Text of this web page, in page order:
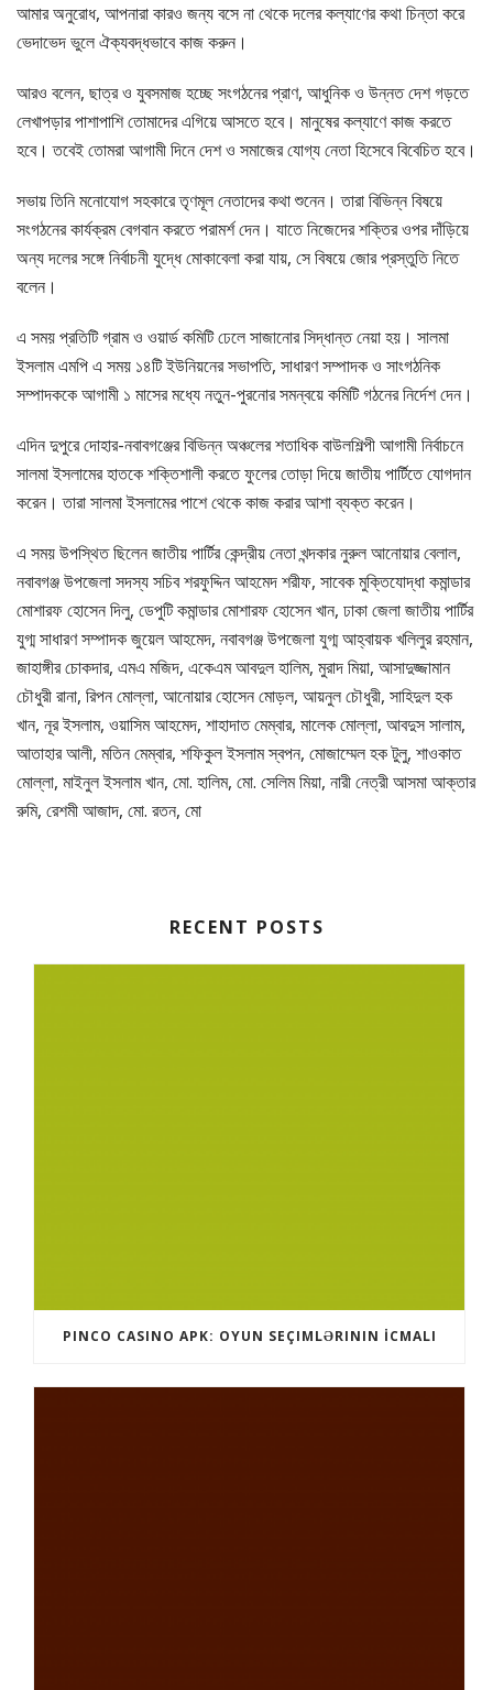
আমার অনুরোধ, আপনারা কারও জন্য বসে না থেকে দলের কল্যাণের কথা চিন্তা করে
ভেদাভেদ ভুলে ঐক্যবদ্ধভাবে কাজ করুন।
আরও বলেন, ছাত্র ও যুবসমাজ হচ্ছে সংগঠনের প্রাণ, আধুনিক ও উন্নত দেশ গড়তে
লেখাপড়ার পাশাপাশি তোমাদের এগিয়ে আসতে হবে। মানুষের কল্যাণে কাজ করতে
হবে। তবেই তোমরা আগামী দিনে দেশ ও সমাজের যোগ্য নেতা হিসেবে বিবেচিত হবে।
সভায় তিনি মনোযোগ সহকারে তৃণমূল নেতাদের কথা শুনেন। তারা বিভিন্ন বিষয়ে
সংগঠনের কার্যক্রম বেগবান করতে পরামর্শ দেন। যাতে নিজেদের শক্তির ওপর দাঁড়িয়ে
অন্য দলের সঙ্গে নির্বাচনী যুদ্ধে মোকাবেলা করা যায়, সে বিষয়ে জোর প্রস্তুতি নিতে
বলেন।
এ সময় প্রতিটি গ্রাম ও ওয়ার্ড কমিটি ঢেলে সাজানোর সিদ্ধান্ত নেয়া হয়। সালমা
ইসলাম এমপি এ সময় ১৪টি ইউনিয়নের সভাপতি, সাধারণ সম্পাদক ও সাংগঠনিক
সম্পাদককে আগামী ১ মাসের মধ্যে নতুন-পুরনোর সমন্বয়ে কমিটি গঠনের নির্দেশ দেন।
এদিন দুপুরে দোহার-নবাবগঞ্জের বিভিন্ন অঞ্চলের শতাধিক বাউলশিল্পী আগামী নির্বাচনে
সালমা ইসলামের হাতকে শক্তিশালী করতে ফুলের তোড়া দিয়ে জাতীয় পার্টিতে যোগদান
করেন। তারা সালমা ইসলামের পাশে থেকে কাজ করার আশা ব্যক্ত করেন।
এ সময় উপস্থিত ছিলেন জাতীয় পার্টির কেন্দ্রীয় নেতা খন্দকার নুরুল আনোয়ার বেলাল,
নবাবগঞ্জ উপজেলা সদস্য সচিব শরফুদ্দিন আহমেদ শরীফ, সাবেক মুক্তিযোদ্ধা কমান্ডার
মোশারফ হোসেন দিলু, ডেপুটি কমান্ডার মোশারফ হোসেন খান, ঢাকা জেলা জাতীয় পার্টির
যুগ্ম সাধারণ সম্পাদক জুয়েল আহমেদ, নবাবগঞ্জ উপজেলা যুগ্ম আহ্বায়ক খলিলুর রহমান,
জাহাঙ্গীর চোকদার, এমএ মজিদ, একেএম আবদুল হালিম, মুরাদ মিয়া, আসাদুজ্জামান
চৌধুরী রানা, রিপন মোল্লা, আনোয়ার হোসেন মোড়ল, আয়নুল চৌধুরী, সাহিদুল হক
খান, নূর ইসলাম, ওয়াসিম আহমেদ, শাহাদাত মেম্বার, মালেক মোল্লা, আবদুস সালাম,
আতাহার আলী, মতিন মেম্বার, শফিকুল ইসলাম স্বপন, মোজাম্মেল হক টুলু, শাওকাত
মোল্লা, মাইনুল ইসলাম খান, মো. হালিম, মো. সেলিম মিয়া, নারী নেত্রী আসমা আক্তার
রুমি, রেশমী আজাদ, মো. রতন, মো
RECENT POSTS
PINCO CASINO APK: OYUN SEÇIMLƏRININ İCMALI